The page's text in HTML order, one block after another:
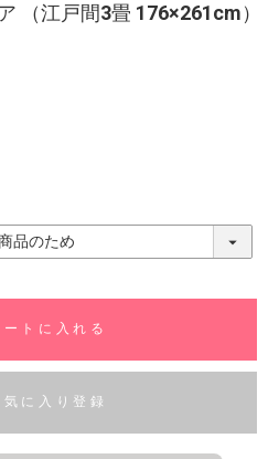
（江戸間3畳 176×261cm）
ートに入れる
気に入り登録